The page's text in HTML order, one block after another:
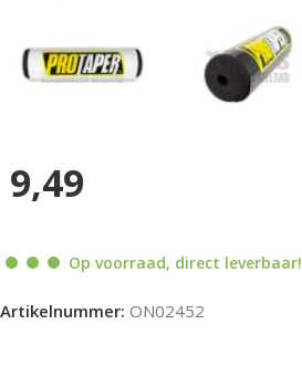
9,49
Op voorraad, direct leverbaar!
Artikelnummer: ON02452